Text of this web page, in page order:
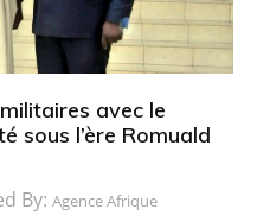
avec le
sous l’ère Romuald
By: Agence Afrique